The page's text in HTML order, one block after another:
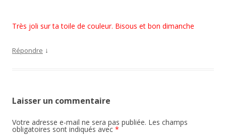
Très joli sur ta toile de couleur. Bisous et bon dimanche
Répondre ↓
Laisser un commentaire
Votre adresse e-mail ne sera pas publiée. Les champs
obligatoires sont indiqués avec *